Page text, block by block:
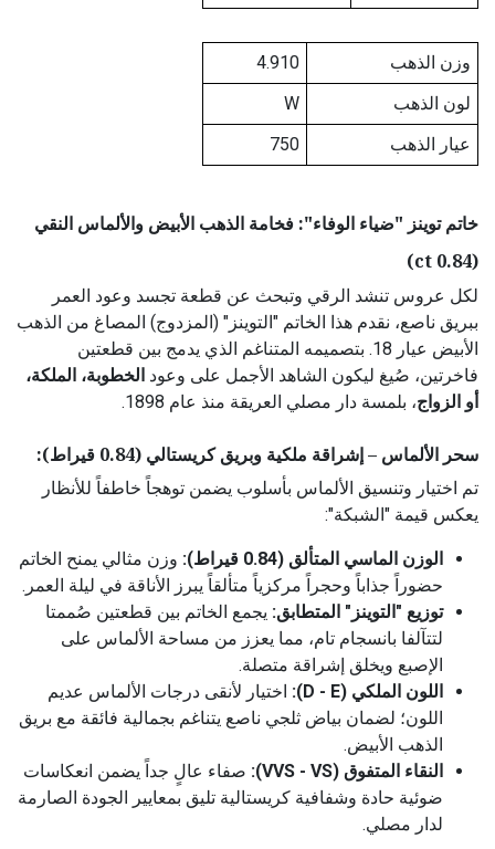
وزن الذهب
4.910
لون الذهب
W
عيار الذهب
750
خاتم توينز "ضياء الوفاء": فخامة الذهب الأبيض والألماس النقي
(0.84 ct)
لكل عروس تنشد الرقي وتبحث عن قطعة تجسد وعود العمر
ببريق ناصع، نقدم هذا الخاتم "التوينز" (المزدوج) المصاغ من الذهب
الأبيض عيار 18. بتصميمه المتناغم الذي يدمج بين قطعتين
فاخرتين، صُيغ ليكون الشاهد الأجمل على وعود الخطوبة، الملكة،
أو الزواج، بلمسة دار مصلي العريقة منذ عام 1898.
سحر الألماس – إشراقة ملكية وبريق كريستالي (0.84 قيراط):
تم اختيار وتنسيق الألماس بأسلوب يضمن توهجاً خاطفاً للأنظار
يعكس قيمة "الشبكة":
الوزن الماسي المتألق (0.84 قيراط):
وزن مثالي يمنح الخاتم
حضوراً جذاباً وحجراً مركزياً متألقاً يبرز الأناقة في ليلة العمر.
توزيع "التوينز" المتطابق: يجمع الخاتم بين قطعتين صُممتا
لتتآلفا بانسجام تام، مما يعزز من مساحة الألماس على
الإصبع ويخلق إشراقة متصلة.
اللون الملكي (D - E):
اختيار لأنقى درجات الألماس عديم
اللون؛ لضمان بياض ثلجي ناصع يتناغم بجمالية فائقة مع بريق
الذهب الأبيض.
النقاء المتفوق (VVS - VS):
صفاء عالٍ جداً يضمن انعكاسات
ضوئية حادة وشفافية كريستالية تليق بمعايير الجودة الصارمة
لدار مصلي.